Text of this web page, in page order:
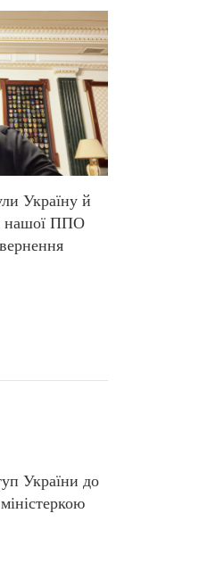
Україну й
нашої ППО
України до